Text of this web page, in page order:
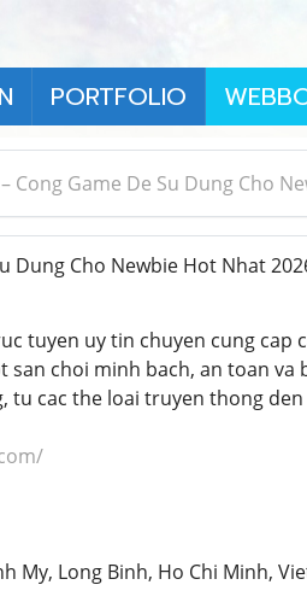
PORTFOLIO
Cong Game De Su Dung Cho
Dung Cho Newbie Hot Nhat
tuyen uy tin chuyen cung
san choi minh bach, an toan
tu cac the loai truyen thong
My, Long Binh, Ho Chi Minh,